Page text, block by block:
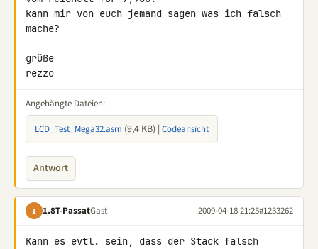
kann mir von euch jemand sagen was ich falsch
mache?
grüße
rezzo
Angehängte Dateien:
LCD_Test_Mega32.asm (9,4 KB) | Codeansicht
Antwort
1 1.8T-PassatGast 2009-04-18 21:25#1233262
Kann es evtl. sein, dass der Stack falsch